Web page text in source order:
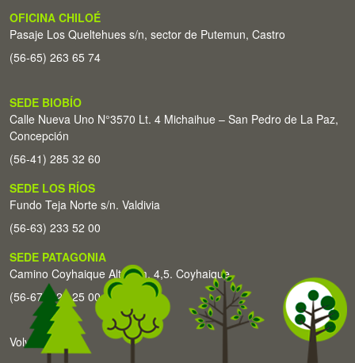
OFICINA CHILOÉ
Pasaje Los Queltehues s/n, sector de Putemun, Castro
(56-65) 263 65 74
SEDE BIOBÍO
Calle Nueva Uno N°3570 Lt. 4 Michaihue – San Pedro de La Paz,
Concepción
(56-41) 285 32 60
SEDE LOS RÍOS
Fundo Teja Norte s/n. Valdivia
(56-63) 233 52 00
SEDE PATAGONIA
Camino Coyhaique Alto Km. 4,5. Coyhaique
(56-67) 226 25 00
Volver arriba